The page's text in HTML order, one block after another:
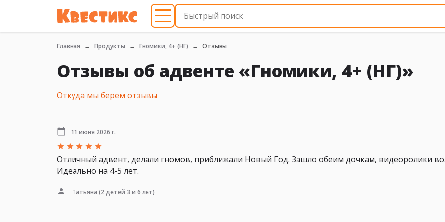
Главная Продукты Гномики, 4+ (НГ) Отзывы
Отзывы об адвенте «Гномики, 4+ (НГ)»
Откуда мы берем отзывы
11 июня 2026 г.
Отличный адвент, делали гномов, приближали Новый Год. Зашло обеим дочкам, видеоролики
Идеально на 4-5 лет.
Татьяна (2 детей 3 и 6 лет)